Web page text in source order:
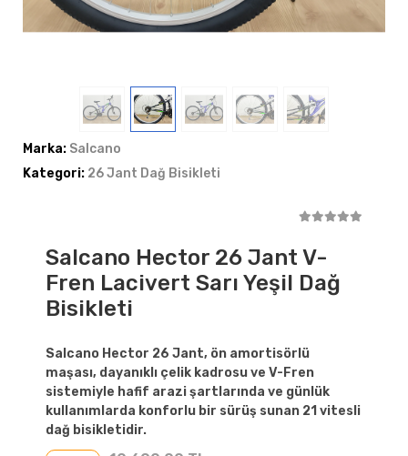
Marka: Salcano
Kategori: 26 Jant Dağ Bisikleti
Salcano Hector 26 Jant V-
Fren Lacivert Sarı Yeşil Dağ
Bisikleti
Salcano Hector 26 Jant, ön amortisörlü
maşası, dayanıklı çelik kadrosu ve V-Fren
sistemiyle hafif arazi şartlarında ve günlük
kullanımlarda konforlu bir sürüş sunan 21 vitesli
dağ bisikletidir.